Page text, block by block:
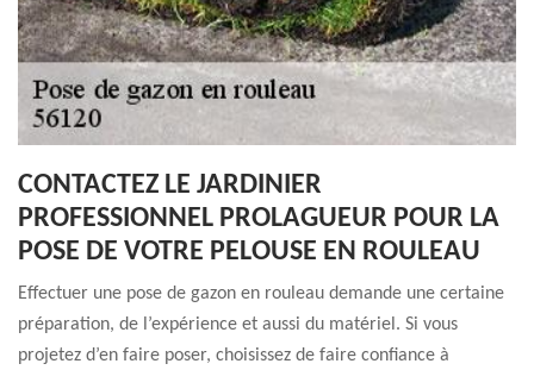
CONTACTEZ LE JARDINIER
PROFESSIONNEL PROLAGUEUR POUR LA
POSE DE VOTRE PELOUSE EN ROULEAU
Effectuer une pose de gazon en rouleau demande une certaine
préparation, de l’expérience et aussi du matériel. Si vous
projetez d’en faire poser, choisissez de faire confiance à